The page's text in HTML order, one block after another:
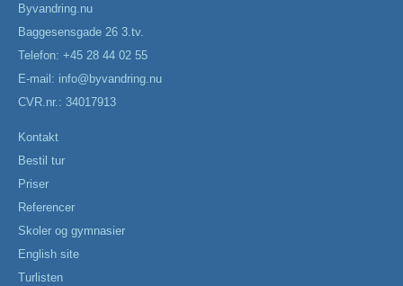
Byvandring.nu
Baggesensgade 26 3.tv.
Telefon: +45 28 44 02 55
E-mail: info@byvandring.nu
CVR.nr.: 34017913
Kontakt
Bestil tur
Priser
Referencer
Skoler og gymnasier
English site
Turlisten